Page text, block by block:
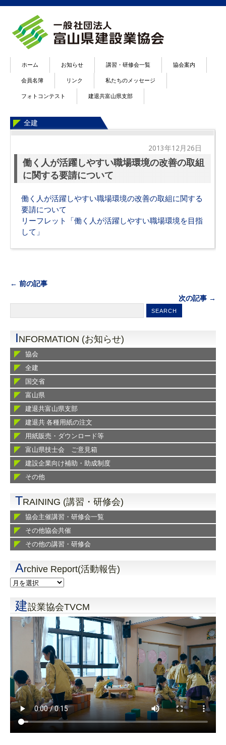
ホーム お知らせ 講習・研修会一覧 協会案内
会員名簿 リンク 私たちのメッセージ
フォトコンテスト 建退共富山県支部
全建
2013年12月26日
働く人が活躍しやすい職場環境の改善の取組
に関する要請について
働く人が活躍しやすい職場環境の改善の取組に関する
要請について
リーフレット「働く人が活躍しやすい職場環境を目指
して」
← 前の記事
次の記事 →
INFORMATION (お知らせ)
協会
全建
国交省
富山県
建退共富山県支部
建退共 各種用紙の注文
用紙販売・ダウンロード等
富山県技士会 ご意見箱
建設企業向け補助・助成制度
その他
TRAINING (講習・研修会)
協会主催講習・研修会一覧
その他協会共催
その他の講習・研修会
Archive Report(活動報告)
建設業協会TVCM